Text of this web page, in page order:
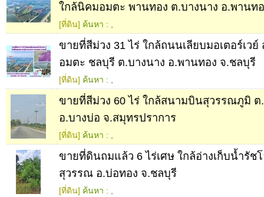
ใกล้นิคมอมตะ พานทอง ต.บางนาง อ.พานท
[ที่ดิน] ค้นหา :
ขายที่สีม่วง 31 ไร่ ใกล้ถนนเลียบมอเตอร์เว
อมตะ ชลบุรี ต.บางนาง อ.พานทอง จ.ชลบุรี
[ที่ดิน] ค้นหา :
ขายที่สีม่วง 60 ไร่ ใกล้สนามบินสุวรรณภูมิ
อ.บางบ่อ จ.สมุทรปราการ
[ที่ดิน] ค้นหา :
ขายที่ดินถมแล้ว 6 ไร่เศษ ใกล้อ่างเก็บน้ำรัช
สุวรรณ อ.บ่อทอง จ.ชลบุรี
[ที่ดิน] ค้นหา :